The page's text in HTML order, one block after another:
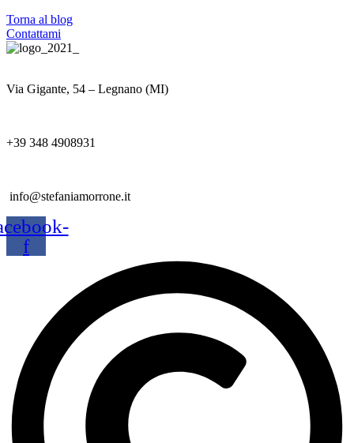
Torna al blog
Contattami
Via Gigante, 54 – Legnano (MI)
+39 348 4908931
info@stefaniamorrone.it
f